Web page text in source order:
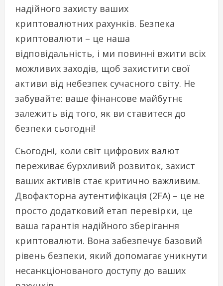
надійного захисту ваших
криптовалютних рахунків. Безпека
криптовалюти – це наша
відповідальність, і ми повинні вжити всіх
можливих заходів, щоб захистити свої
активи від небезпек сучасного світу. Не
забувайте: ваше фінансове майбутнє
залежить від того, як ви ставитеся до
безпеки сьогодні!
Сьогодні, коли світ цифрових валют
переживає бурхливий розвиток, захист
ваших активів стає критично важливим.
Двофакторна аутентифікація (2FA) – це не
просто додатковий етап перевірки, це
ваша гарантія надійного зберігання
криптовалюти. Вона забезпечує базовий
рівень безпеки, який допомагає уникнути
несанкціонованого доступу до ваших